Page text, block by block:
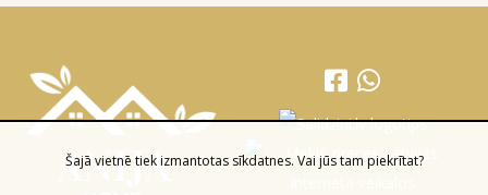
Šajā vietnē tiek izmantotas sīkdatnes. Vai jūs tam piekrītat?